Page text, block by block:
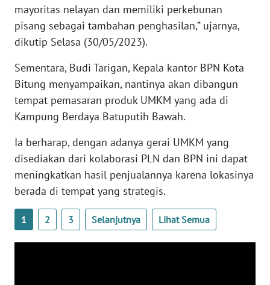
mayoritas nelayan dan memiliki perkebunan
pisang sebagai tambahan penghasilan,” ujarnya,
dikutip Selasa (30/05/2023).
Sementara, Budi Tarigan, Kepala kantor BPN Kota
Bitung menyampaikan, nantinya akan dibangun
tempat pemasaran produk UMKM yang ada di
Kampung Berdaya Batuputih Bawah.
Ia berharap, dengan adanya gerai UMKM yang
disediakan dari kolaborasi PLN dan BPN ini dapat
meningkatkan hasil penjualannya karena lokasinya
berada di tempat yang strategis.
1 2 3 Selanjutnya Lihat Semua
BARAT
WN
WN
WN
JAMBI
WN
SULTRA
NTB